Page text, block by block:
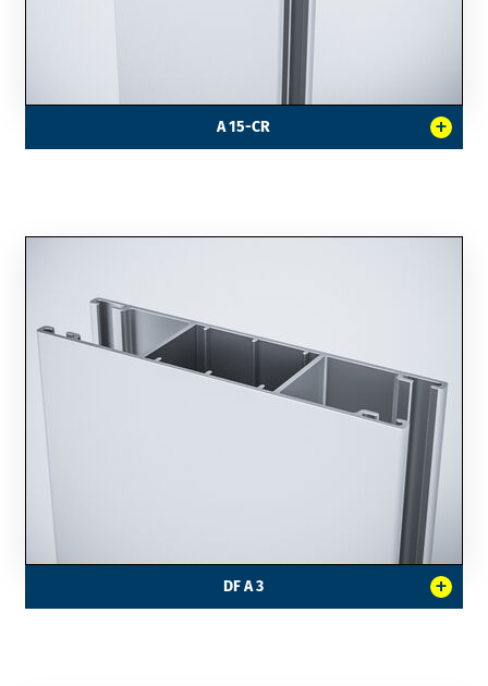
+
A 15-CR
+
DF A 3